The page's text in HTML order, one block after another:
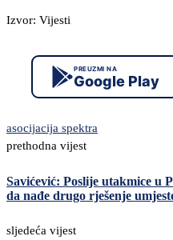
Izvor: Vijesti
PREUZMI NA
Google Play
asocijacija spektra
prethodna vijest
Savićević: Poslije utakmice u
da nađe drugo rješenje
sljedeća vijest